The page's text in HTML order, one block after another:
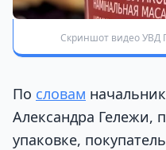
Скриншот видео УВД
По словам
Александра Гележи,
упаковке,